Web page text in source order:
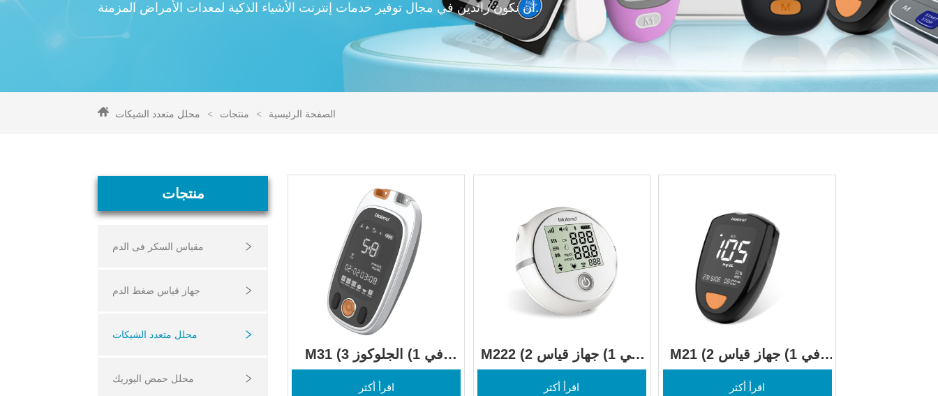
أن نكون رائدين في مجال توفير خدمات إنترنت الأشياء الذكية لمعدات الأمراض المزمنة.
الصفحة الرئيسية > منتجات > محلل متعدد الشيكات
منتجات
مقياس السكر فى الدم
جهاز قياس ضغط الدم
محلل متعدد الشيكات
محلل حمض اليوريك
M31 (3 في 1) الجلوكوز
وحمض اليوريك
اقرأ أكثر
M222 (2 في 1) جهاز قياس
نسبة السكر في الدم وضغط
اقرأ أكثر
M21 (2 في 1) جهاز قياس
نسبة الجلوكوز في الدم
اقرأ أكثر